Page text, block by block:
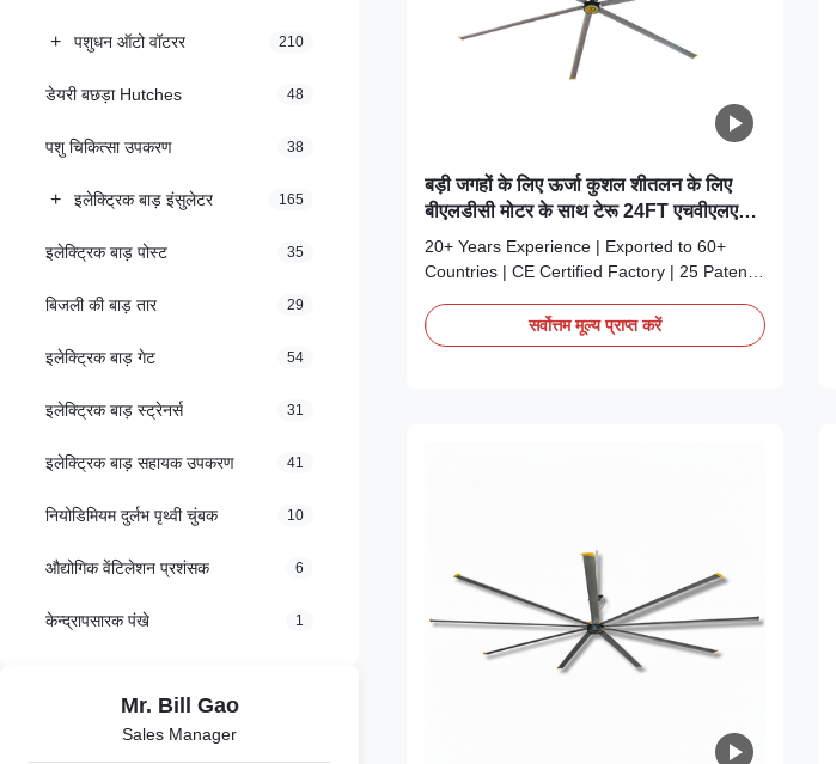
+ पशुधन ऑटो वॉटरर 210
डेयरी बछड़ा Hutches 48
पशु चिकित्सा उपकरण 38
+ इलेक्ट्रिक बाड़ इंसुलेटर 165
इलेक्ट्रिक बाड़ पोस्ट 35
बिजली की बाड़ तार 29
इलेक्ट्रिक बाड़ गेट 54
इलेक्ट्रिक बाड़ स्ट्रेनर्स 31
इलेक्ट्रिक बाड़ सहायक उपकरण 41
नियोडिमियम दुर्लभ पृथ्वी चुंबक 10
औद्योगिक वेंटिलेशन प्रशंसक 6
केन्द्रापसारक पंखे 1
Mr. Bill Gao
Sales Manager
बड़ी जगहों के लिए ऊर्जा कुशल शीतलन के लिए
बीएलडीसी मोटर के साथ टेरू 24FT एचवीएलएस
औद्योगिक छत पंखे
20+ Years Experience | Exported to 60+
Countries | CE Certified Factory | 25 Patents
Industrial Ceiling Fan is engineered to solve
air circulation and climate control challenges
सर्वोत्तम मूल्य प्राप्त करें